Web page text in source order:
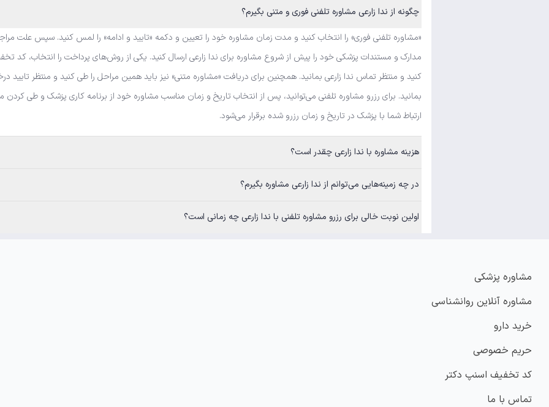
چگونه از ندا زارعی مشاوره تلفنی فوری و متنی بگیرم؟
«مشاوره تلفنی فوری» را انتخاب کنید و مدت زمان مشاوره خود را تعیین و دکمه «تایید و ادامه» را لمس کنید. سپس علت
مدارک و مستندات پزشکی خود را پیش از شروع مشاوره برای ندا زارعی ارسال کنید. یکی از روش‌های پرداخت را انتخاب، کد
کنید و منتظر تماس ندا زارعی بمانید. همچنین برای دریافت «مشاوره متنی» نیز باید همین مراحل را طی کنید و منتظر تایید
بمانید. برای رزرو مشاوره تلفنی می‌توانید، پس از انتخاب تاریخ و زمان مناسب مشاوره خود از برنامه کاری پزشک و طی کردن
ارتباط شما با پزشک در تاریخ و زمان رزرو شده برقرار می‌شود.
هزینه مشاوره با ندا زارعی چقدر است؟
در چه زمینه‌هایی می‌توانم از ندا زارعی مشاوره بگیرم؟
اولین نوبت خالی برای رزرو مشاوره تلفنی با ندا زارعی چه زمانی است؟
مشاوره پزشکی
مشاوره آنلاین روانشناسی
خرید دارو
حریم خصوصی
کد تخفیف اسنپ دکتر
تماس با ما